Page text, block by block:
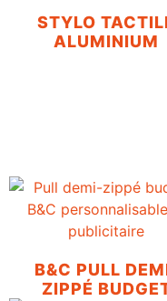
STYLO
ALUMINIUM
B&C PULL
ZIPPÉ